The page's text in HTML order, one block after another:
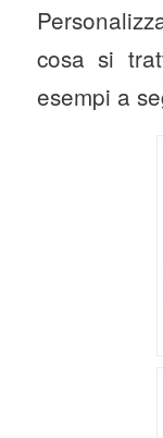
cosa si
esempi a